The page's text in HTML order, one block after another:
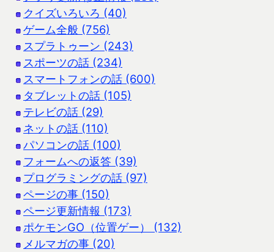
クイズいろいろ (40)
ゲーム全般 (756)
スプラトゥーン (243)
スポーツの話 (234)
スマートフォンの話 (600)
タブレットの話 (105)
テレビの話 (29)
ネットの話 (110)
パソコンの話 (100)
フォームへの返答 (39)
プログラミングの話 (97)
ページの事 (150)
ページ更新情報 (173)
ポケモンGO（位置ゲー） (132)
メルマガの事 (20)